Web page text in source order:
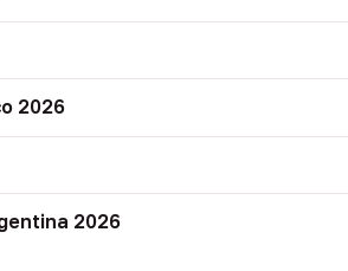
2026
2026